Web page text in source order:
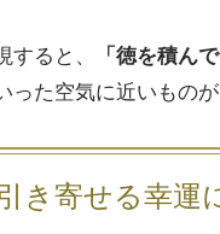
ると、 「徳を積ん
った空気に近いもの
き寄せる幸運